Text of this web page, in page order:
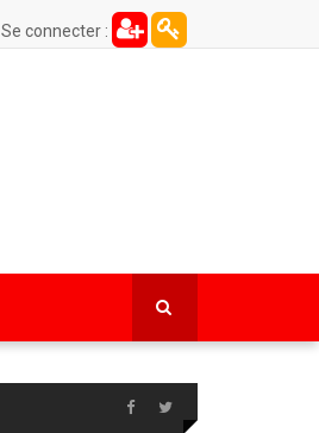
Se connecter :